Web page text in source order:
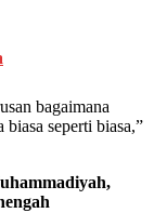
bagaimana
seperti biasa,”